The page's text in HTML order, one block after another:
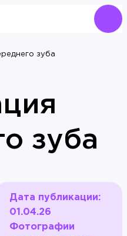
зуба
зуба
Дата публикации:
01.04.26
Фотографии